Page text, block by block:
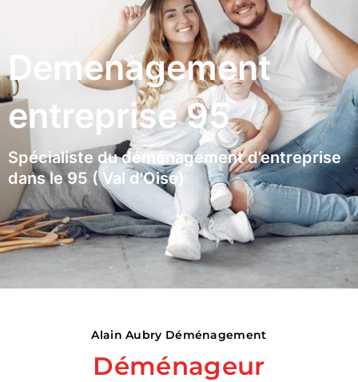
Demenagement
entreprise 95
Spécialiste du déménagement d’entreprise
dans le 95 ( Val d'Oise)
Alain Aubry Déménagement
Déménageur